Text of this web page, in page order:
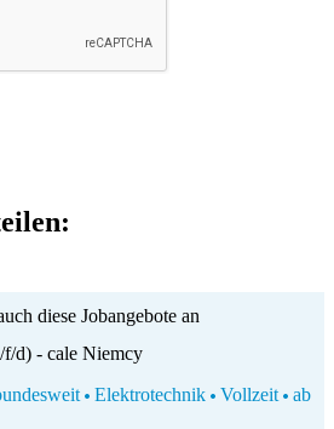
diese Jobangebote an
d) - cale Niemcy
Elektrotechnik Vollzeit
ab